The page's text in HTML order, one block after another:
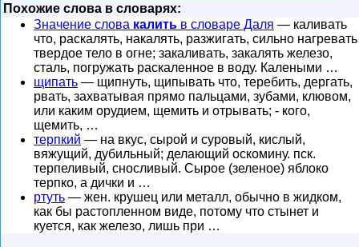
Похожие слова в словарях:
Значение слова калить в словаре Даля — каливать
что, раскалять, накалять, разжигать, сильно нагревать
твердое тело в огне; закаливать, закалять железо,
сталь, погружать раскаленное в воду. Калеными …
щипать — щипнуть, щипывать что, теребить, дергать,
рвать, захватывая прямо пальцами, зубами, клювом,
или каким орудием, щемить и отрывать; - кого,
щемить, …
терпкий — на вкус, сырой и суровый, кислый,
вяжущий, дубильный; делающий оскомину. пск.
терпеливый, сносливый. Сырое (зеленое) яблоко
терпко, а дички и …
ртуть — жен. крушец или металл, обычно в жидком,
как бы растопленном виде, потому что стынет и
куется, как железо, лишь при …